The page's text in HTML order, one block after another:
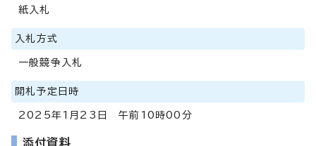
紙入札
入札方式
一般競争入札
開札予定日時
2025年1月23日 午前10時00分
添付資料